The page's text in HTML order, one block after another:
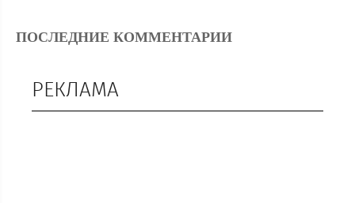
ПОСЛЕДНИЕ КОММЕНТАРИИ
РЕКЛАМА